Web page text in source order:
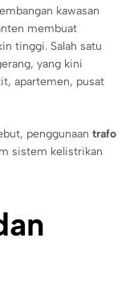
kawasan
membuat
tinggi. Salah satu
yang kini
apartemen, pusat
penggunaan trafo
sistem kelistrikan